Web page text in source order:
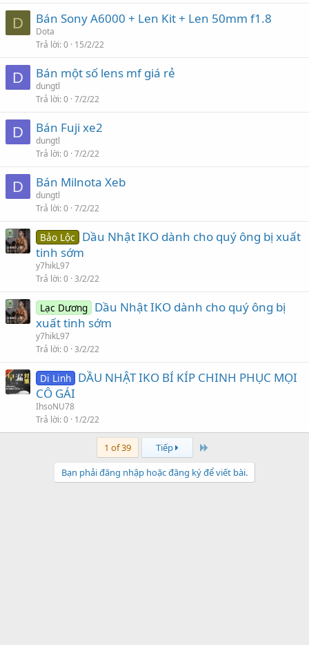
D Bán Sony A6000 + Len Kit + Len 50mm f1.8
Dota
Trả lời 0 15/2/22
D Bán một số lens mf giá rẻ
dungtl
Trả lời 0 7/2/22
D Bán Fuji xe2
dungtl
Trả lời 0 7/2/22
D Bán Milnota Xeb
dungtl
Trả lời 0 7/2/22
Bảo Lộc
Dầu Nhật IKO dành cho quý ông bị xuất
tinh sớm
y7hikL97
Trả lời 0 3/2/22
Lạc Dương Dầu Nhật IKO dành cho quý ông bị
xuất tinh sớm
y7hikL97
Trả lời 0 3/2/22
Di Linh DẦU NHẬT IKO BÍ KÍP CHINH PHỤC MỌI
CÔ GÁI
IhsoNU78
Trả lời 0 1/2/22
1 of 39 Tiếp
Bạn phải đăng nhập hoặc đăng ký để viết bài.